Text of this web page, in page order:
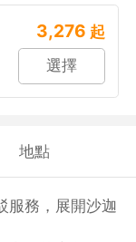
3,276 起
選擇
地點
服務，展開沙迦